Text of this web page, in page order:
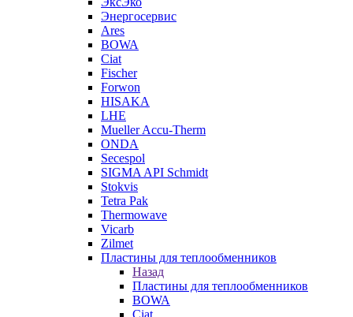
Энергосервис
Ares
BOWA
Ciat
Fischer
Forwon
HISAKA
LHE
Mueller Accu-Therm
ONDA
Secespol
SIGMA API Schmidt
Stokvis
Tetra Pak
Thermowave
Vicarb
Zilmet
Пластины для теплообменников
Назад
Пластины для теплообменников
BOWA
Ciat